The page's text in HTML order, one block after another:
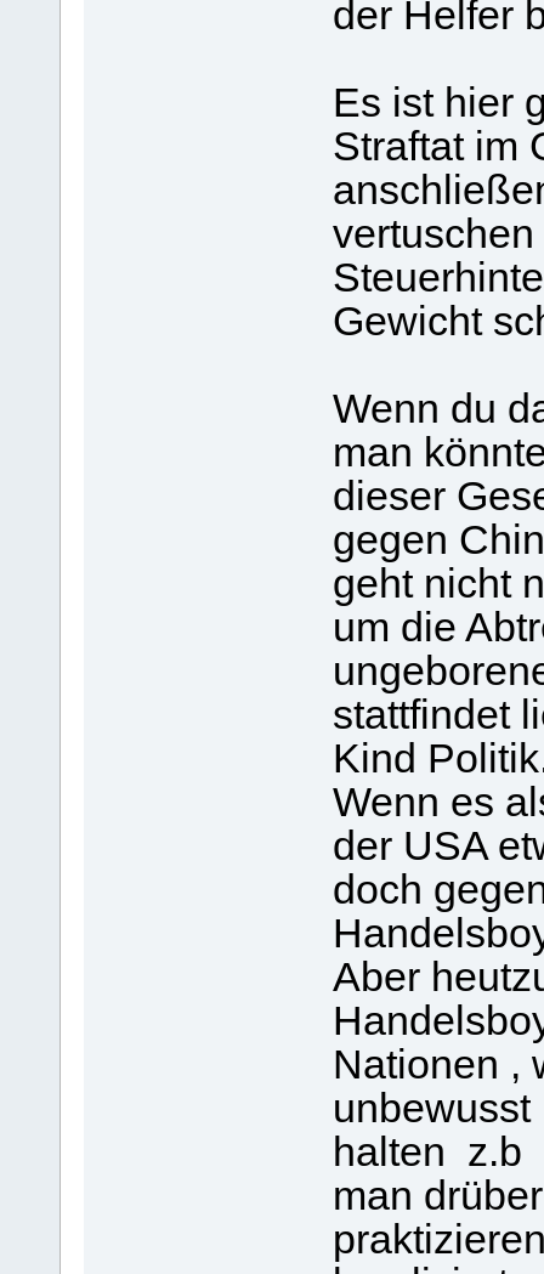
der Helfer
Es ist hier
Straftat im
Gewicht
Wenn du
man
dieser
gegen
geht nicht
um die
stattfindet
Kind
Wenn es
der USA
doch
Aber
Nationen ,
unbewusst
halten z.b
man